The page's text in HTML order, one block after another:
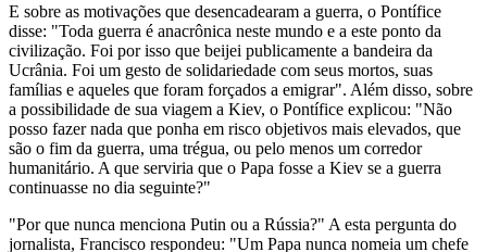
E sobre as motivações que desencadearam a guerra, o Pontífice
disse: "Toda guerra é anacrônica neste mundo e a este ponto da
civilização. Foi por isso que beijei publicamente a bandeira da
Ucrânia. Foi um gesto de solidariedade com seus mortos, suas
famílias e aqueles que foram forçados a emigrar". Além disso, sobre
a possibilidade de sua viagem a Kiev, o Pontífice explicou: "Não
posso fazer nada que ponha em risco objetivos mais elevados, que
são o fim da guerra, uma trégua, ou pelo menos um corredor
humanitário. A que serviria que o Papa fosse a Kiev se a guerra
continuasse no dia seguinte?"
"Por que nunca menciona Putin ou a Rússia?" A esta pergunta do
jornalista, Francisco respondeu: "Um Papa nunca nomeia um chefe